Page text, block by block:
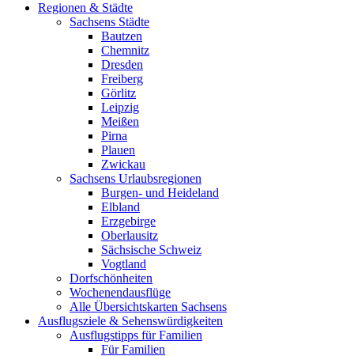
Regionen & Städte
Sachsens Städte
Bautzen
Chemnitz
Dresden
Freiberg
Görlitz
Leipzig
Meißen
Pirna
Plauen
Zwickau
Sachsens Urlaubsregionen
Burgen- und Heideland
Elbland
Erzgebirge
Oberlausitz
Sächsische Schweiz
Vogtland
Dorfschönheiten
Wochenendausflüge
Alle Übersichtskarten Sachsens
Ausflugsziele & Sehenswürdigkeiten
Ausflugstipps für Familien
Für Familien